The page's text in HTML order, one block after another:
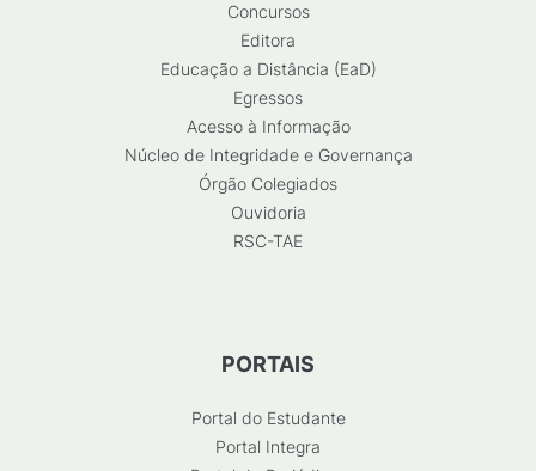
Concursos
Editora
Educação a Distância (EaD)
Egressos
Acesso à Informação
Núcleo de Integridade e Governança
Órgão Colegiados
Ouvidoria
RSC-TAE
PORTAIS
Portal do Estudante
Portal Integra